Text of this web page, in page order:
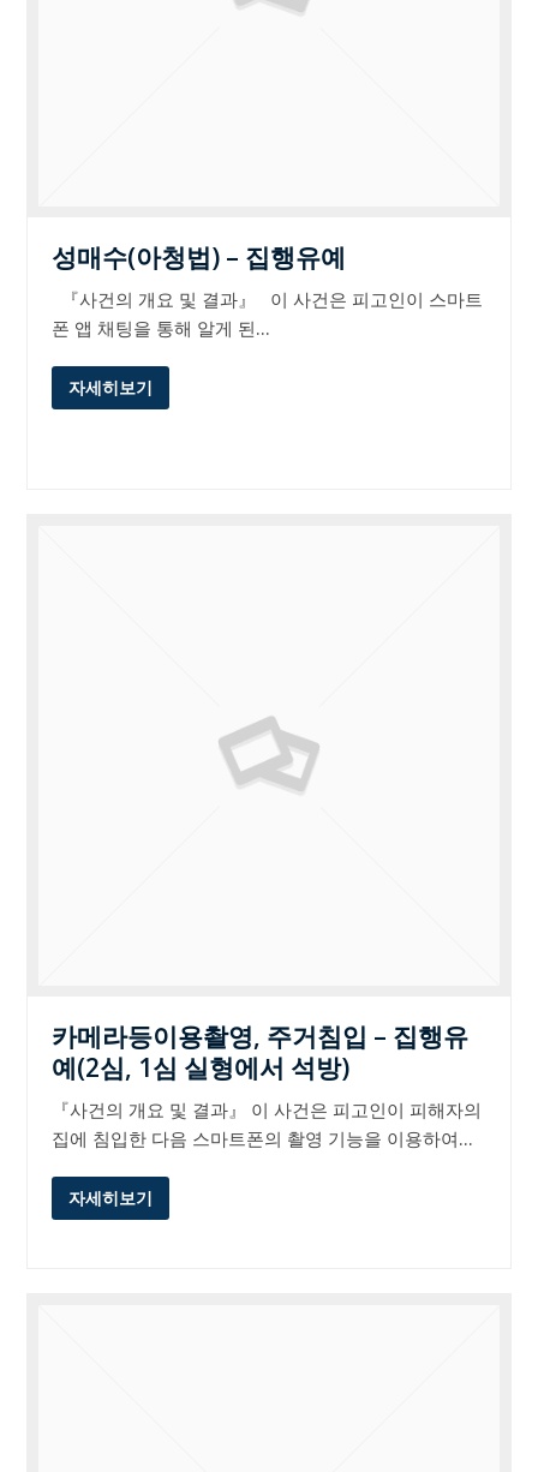
성매수(아청법) – 집행유예
『사건의 개요 및 결과』 이 사건은 피고인이 스마트
폰 앱 채팅을 통해 알게 된…
자세히보기
카메라등이용촬영, 주거침입 – 집행유
예(2심, 1심 실형에서 석방)
『사건의 개요 및 결과』 이 사건은 피고인이 피해자의
집에 침입한 다음 스마트폰의 촬영 기능을 이용하여…
자세히보기